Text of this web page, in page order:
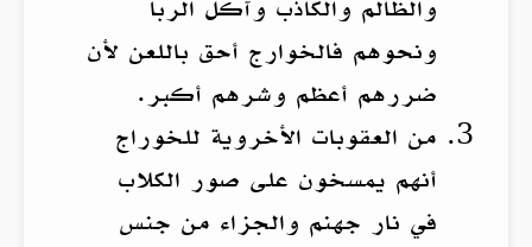
والظالم والكاذب وآكل الربا
ونحوهم فالخوارج أحق باللعن لأن
ضررهم أعظم وشرهم أكبر.
من العقوبات الأخروية للخوراج
أنهم يمسخون على صور الكلاب
في نار جهنم والجزاء من جنس